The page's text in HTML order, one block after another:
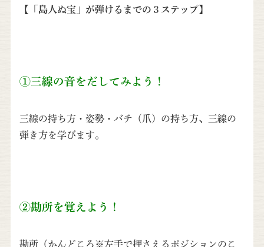
【「島人ぬ宝」が弾けるまでの３ステップ】
①三線の音をだしてみよう！
三線の持ち方・姿勢・バチ（爪）の持ち方、三線の
弾き方を学びます。
②勘所を覚えよう！
勘所（かんどころ※左手で押さえるポジションのこ